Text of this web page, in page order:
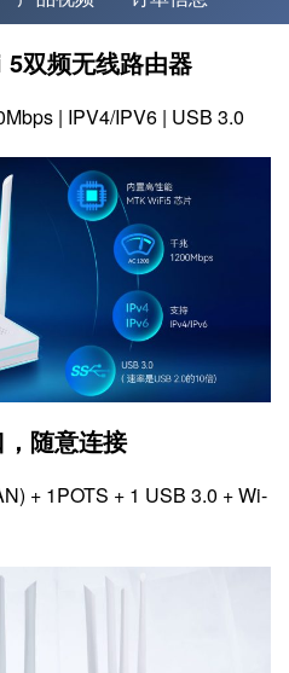
双频无线路由器
| IPV4/IPV6 | USB 3.0
随意连接
+ 1POTS + 1 USB 3.0 + Wi-